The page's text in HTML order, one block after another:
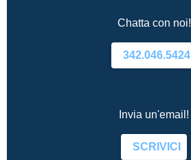
Chatta con noi!
342.046.5424
Invia un'email!
SCRIVICI